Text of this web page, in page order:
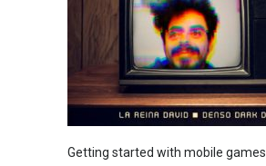
Getting started with mobile games